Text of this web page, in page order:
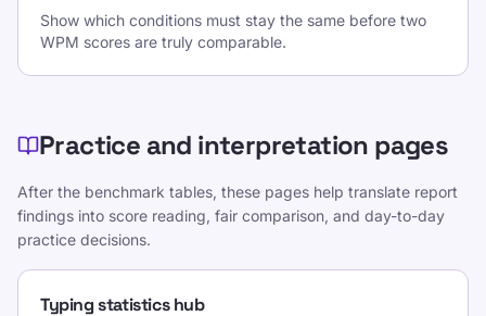
Show which conditions must stay the same before two
WPM scores are truly comparable.
Practice and interpretation pages
After the benchmark tables, these pages help translate report
findings into score reading, fair comparison, and day-to-day
practice decisions.
Typing statistics hub